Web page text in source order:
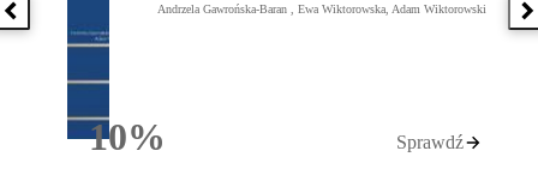
Poprzednia książka
10%Rabatu
Andrzela Gawrońska-Baran , Ewa Wiktorowska, Adam Wiktorowski
Sprawdź